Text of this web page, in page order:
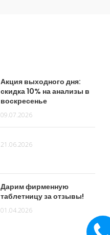
Акция выходного дня:
скидка 10% на анализы в
воскресенье
09.07.2026
21.06.2026
Дарим фирменную
таблетницу за отзывы!
01.04.2026